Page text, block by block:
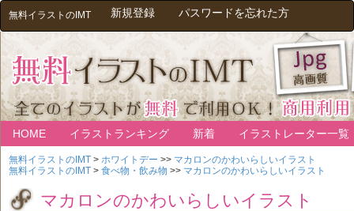
無料イラストのIMT 新規登録 パスワードを忘れた方
HOME イラストランキング 新着 イラストレーター一覧
無料イラストのIMT > ホワイトデー >> マカロンのかわいらしいイラスト
無料イラストのIMT > 食べ物・飲み物 >> マカロンのかわいらしいイラスト
マカロンのかわいらしいイラスト